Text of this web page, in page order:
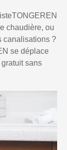
chaudière, ou
canalisations ?
se déplace
sans